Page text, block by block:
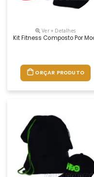
Ver + Detalhes
Kit Fitness Composto Por
ORÇAR PRODUTO